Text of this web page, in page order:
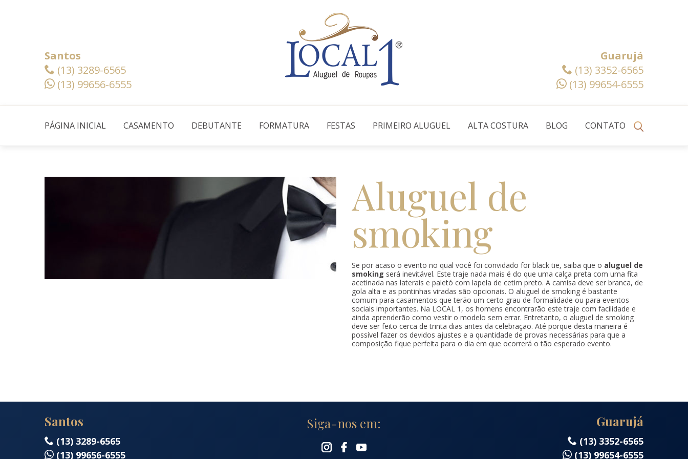
Santos
(13) 3289-6565
(13) 99656-6555
Guarujá
(13) 3352-6565
(13) 99654-6555
PÁGINA INICIAL CASAMENTO DEBUTANTE FORMATURA FESTAS PRIMEIRO ALUGUEL ALTA COSTURA BLOG CONTATO
Aluguel de
smoking
Se por acaso o evento no qual você foi convidado for black tie, saiba que o aluguel de
smoking será inevitável. Este traje nada mais é do que uma calça preta com uma fita
acetinada nas laterais e paletó com lapela de cetim preto. A camisa deve ser branca, de
gola alta e as pontinhas viradas são opcionais. O aluguel de smoking é bastante
comum para casamentos que terão um certo grau de formalidade ou para eventos
sociais importantes. Na LOCAL 1, os homens encontrarão este traje com facilidade e
ainda aprenderão como vestir o modelo sem errar. Entretanto, o aluguel de smoking
deve ser feito cerca de trinta dias antes da celebração. Até porque desta maneira é
possível fazer os devidos ajustes e a quantidade de provas necessárias para que a
composição fique perfeita para o dia em que ocorrerá o tão esperado evento.
Santos
(13) 3289-6565
(13) 99656-6555
Guarujá
(13) 3352-6565
(13) 99654-6555
Siga-nos em: